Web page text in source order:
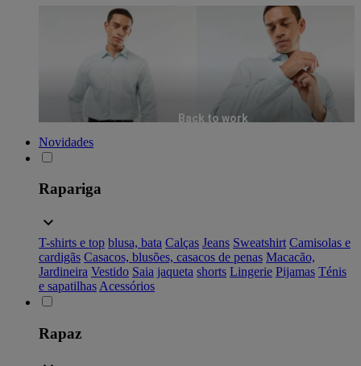
Back to work
Novidades
Rapariga
T-shirts e top blusa, bata Calças Jeans Sweatshirt Camisolas e
cardigãs Casacos, blusões, casacos de penas Macacão,
Jardineira Vestido Saia jaqueta shorts Lingerie Pijamas Ténis
e sapatilhas Acessórios
Rapaz